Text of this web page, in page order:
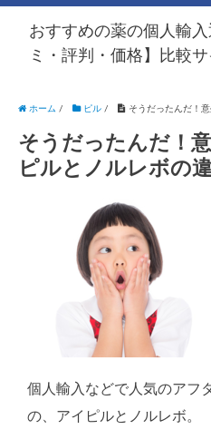
おすすめの薬の個人輸
ミ・評判・価格】比較サ
ホーム / ピル / そうだったんだ！
そうだったんだ！
ピルとノルレボの
個人輸入などで人気のアフ
の、アイピルとノルレボ。